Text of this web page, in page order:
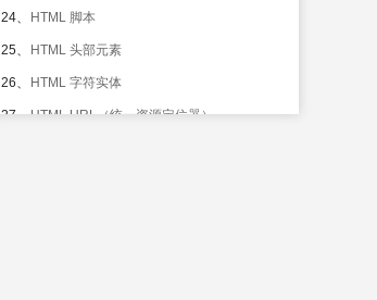
24、 HTML 脚本
25、 HTML 头部元素
26、 HTML 字符实体
27、HTML URL（统一资源定位器）